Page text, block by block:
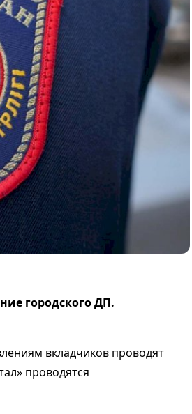
городского ДП.
вкладчиков проводят
проводятся